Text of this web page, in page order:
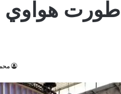
طورت هواوي